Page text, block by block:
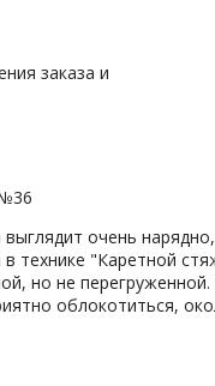
заказа и
очень
"Каретной
но не
облокотиться,